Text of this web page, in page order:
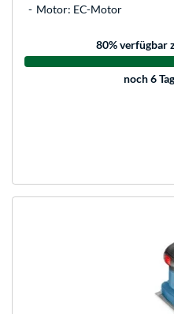
Motor: EC-Motor
80% verfügbar
noch6